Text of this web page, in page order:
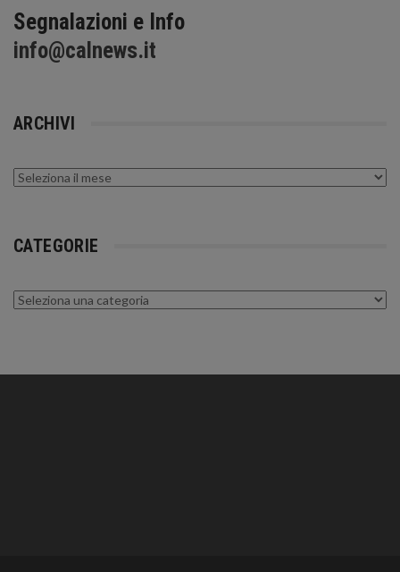
Segnalazioni e Info
info@calnews.it
ARCHIVI
Archivi
CATEGORIE
Categorie